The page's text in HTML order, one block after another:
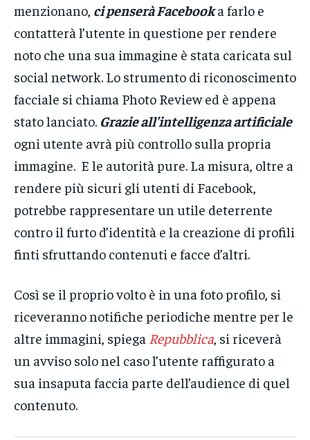
menzionano, ci penserà Facebooka farlo e
contatterà l’utente in questione per rendere
noto che una sua immagine è stata caricata sul
social network. Lo strumento di riconoscimento
facciale si chiama Photo Review ed è appena
stato lanciato. Grazie all’intelligenza artificiale
ogni utente avrà più controllo sulla propria
immagine. E le autorità pure. La misura, oltre a
rendere più sicuri gli utenti di Facebook,
potrebbe rappresentare un utile deterrente
contro il furto d’identità e la creazione di profili
finti sfruttando contenuti e facce d’altri.
Così se il proprio volto è in una foto profilo, si
riceveranno notifiche periodiche mentre per le
altre immagini, spiega Repubblica , si riceverà
un avviso solo nel caso l’utente raffigurato a
sua insaputa faccia parte dell’audience di quel
contenuto.